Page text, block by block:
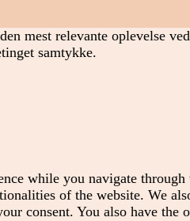
mest relevante oplevelse
samtykke.
while you navigate
of the website. We
consent. You also have